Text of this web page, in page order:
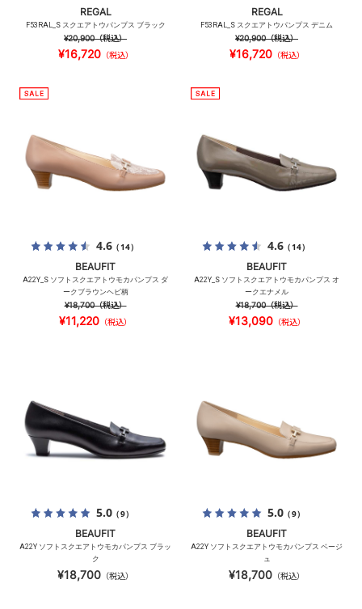
REGAL
F53RAL_S スクエアトウパンプス ブラック
¥20,900（税込）
¥16,720（税込）
REGAL
F53RAL_S スクエアトウパンプス デニム
¥20,900（税込）
¥16,720（税込）
4.6（14）
BEAUFIT
A22Y_S ソフトスクエアトウモカパンプス ダ
ークブラウンヘビ柄
¥18,700（税込）
¥11,220 （税込）
4.6（14）
BEAUFIT
A22Y_S ソフトスクエアトウモカパンプス オ
ークエナメル
¥18,700（税込）
¥13,090（税込）
5.0（9）
BEAUFIT
A22Y ソフトスクエアトウモカパンプス ブラッ
ク
¥18,700 （税込）
5.0（9）
BEAUFIT
A22Y ソフトスクエアトウモカパンプス ベージ
ュ
¥18,700 （税込）